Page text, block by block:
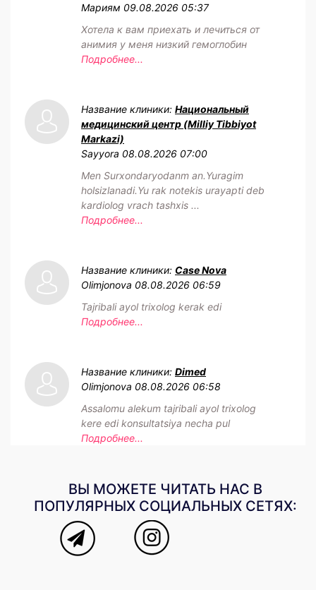
Мариям 09.08.2026 05:37
Хотела к вам приехать и лечиться от
анимия у меня низкий гемоглобин
Подробнее...
Название клиники: Национальный
медицинский центр (Milliy Tibbiyot
Markazi)
Sayyora 08.08.2026 07:00
Men Surxondaryodanm an.Yuragim
holsizlanadi.Yu rak notekis urayapti deb
kardiolog vrach tashxis ...
Подробнее...
Название клиники: Case Nova
Olimjonova 08.08.2026 06:59
Tajribali ayol trixolog kerak edi
Подробнее...
Название клиники: Dimed
Olimjonova 08.08.2026 06:58
Assalomu alekum tajribali ayol trixolog
kere edi konsultatsiya necha pul
Подробнее...
ВЫ МОЖЕТЕ ЧИТАТЬ НАС В
ПОПУЛЯРНЫХ СОЦИАЛЬНЫХ СЕТЯХ: